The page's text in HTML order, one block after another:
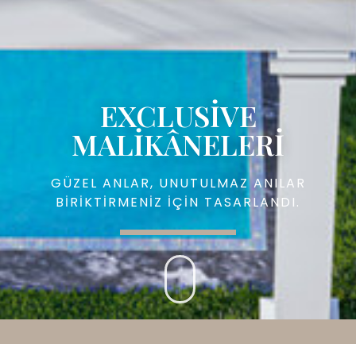
EXCLUSIVE
MALIKÂNELERI
GÜZEL ANLAR, UNUTULMAZ ANILAR
BIRIKTIRMENIZ IÇIN TASARLANDI.